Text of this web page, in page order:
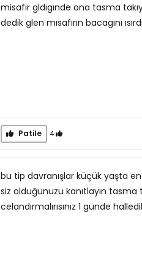
misafir gldıgınde ona tasma
dedik glen mısafırın bacagını
Patile 4
bu tip davranışlar küçük yaşta
siz olduğunuzu kanıtlayın tasma
celandırmalırısınız 1 günde